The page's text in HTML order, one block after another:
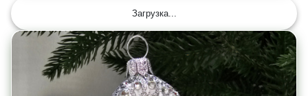
Загрузка...